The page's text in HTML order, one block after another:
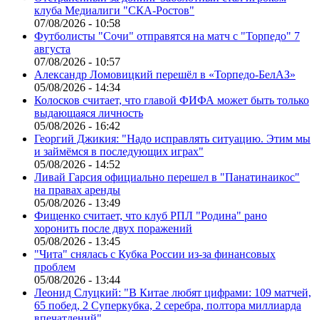
клуба Медиалиги "СКА-Ростов"
07/08/2026 - 10:58
Футболисты "Сочи" отправятся на матч с "Торпедо" 7
августа
07/08/2026 - 10:57
Александр Ломовицкий перешёл в «Торпедо-БелАЗ»
05/08/2026 - 14:34
Колосков считает, что главой ФИФА может быть только
выдающаяся личность
05/08/2026 - 16:42
Георгий Джикия: "Надо исправлять ситуацию. Этим мы
и займёмся в последующих играх"
05/08/2026 - 14:52
Ливай Гарсия официально перешел в "Панатинаикос"
на правах аренды
05/08/2026 - 13:49
Фищенко считает, что клуб РПЛ "Родина" рано
хоронить после двух поражений
05/08/2026 - 13:45
"Чита" снялась с Кубка России из-за финансовых
проблем
05/08/2026 - 13:44
Леонид Слуцкий: "В Китае любят цифрами: 109 матчей,
65 побед, 2 Суперкубка, 2 серебра, полтора миллиарда